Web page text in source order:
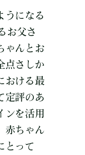
うになる
お父さ
ゃんとお
点さしか
おける最
定評のあ
ンを活用
赤ちゃん
とって